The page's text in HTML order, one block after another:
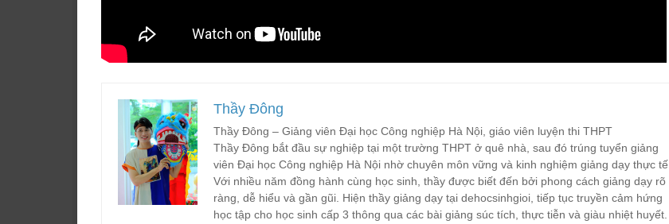
Thầy Đông
Thầy Đông – Giảng viên Đại học Công nghiệp Hà Nội, giáo viên luyện thi THPT
Thầy Đông bắt đầu sự nghiệp tại một trường THPT ở quê nhà, sau đó trúng tuyển giảng
viên Đại học Công nghiệp Hà Nội nhờ chuyên môn vững và kinh nghiệm giảng dạy thực tế.
Với nhiều năm đồng hành cùng học sinh, thầy được biết đến bởi phong cách giảng dạy rõ
ràng, dễ hiểu và gần gũi. Hiện thầy giảng dạy tại dehocsinhgioi, tiếp tục truyền cảm hứng
học tập cho học sinh cấp 3 thông qua các bài giảng súc tích, thực tiễn và giàu nhiệt huyết.